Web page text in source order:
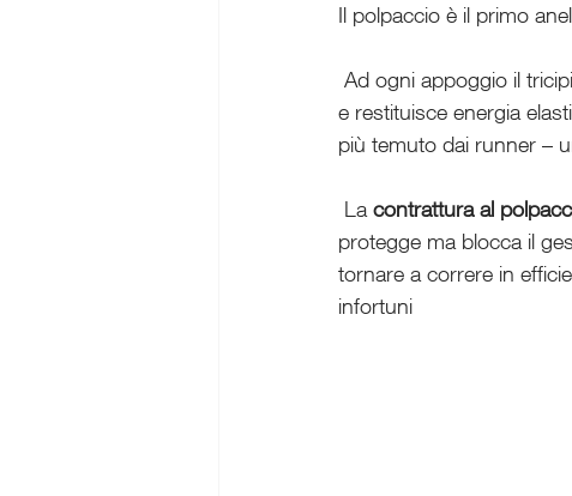
Il polpaccio è il primo
e restituisce energia
più temuto dai runner –
La contrattura al
protegge ma blocca il
tornare a correre in
infortuni